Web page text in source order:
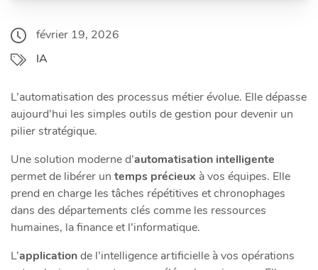
février 19, 2026
IA
L’automatisation des processus métier évolue. Elle dépasse
aujourd’hui les simples outils de gestion pour devenir un
pilier stratégique.
Une solution moderne d’automatisation intelligente
permet de libérer un temps précieux à vos équipes. Elle
prend en charge les tâches répétitives et chronophages
dans des départements clés comme les ressources
humaines, la finance et l’informatique.
L’applicationde l’intelligence artificielle à vos opérations